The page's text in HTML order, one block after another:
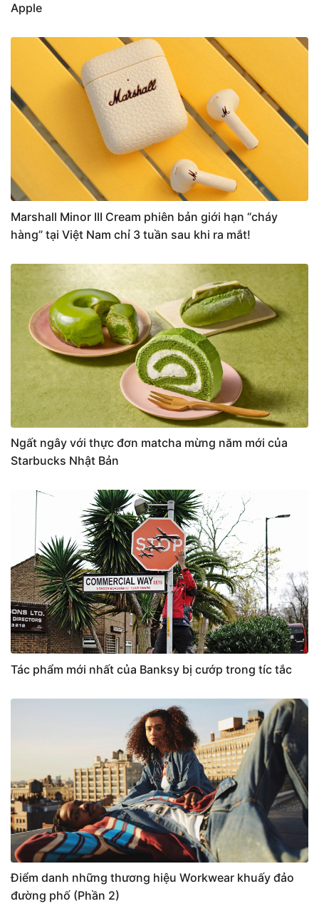
Apple
Marshall Minor III Cream phiên bản giới hạn “cháy
hàng” tại Việt Nam chỉ 3 tuần sau khi ra mắt!
Ngất ngây với thực đơn matcha mừng năm mới của
Starbucks Nhật Bản
Tác phẩm mới nhất của Banksy bị cướp trong tíc tắc
Điểm danh những thương hiệu Workwear khuấy đảo
đường phố (Phần 2)